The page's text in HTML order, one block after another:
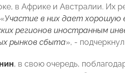
в Африке и Австралии. Их
Участие в них дает хорошую
регионов иностранным
рынков сбыта», -
, в свою очередь,